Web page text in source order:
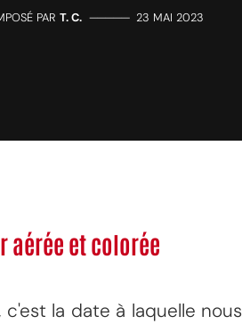
PAR T. C. ————— 23 MAI 2023
aérée et colorée
la date à laquelle nous